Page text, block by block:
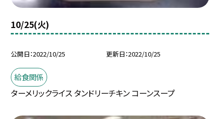
10/25(火)
公開日 2022/10/25 更新日 2022/10/25
給食関係
ターメリックライス タンドリーチキン コーンスープ